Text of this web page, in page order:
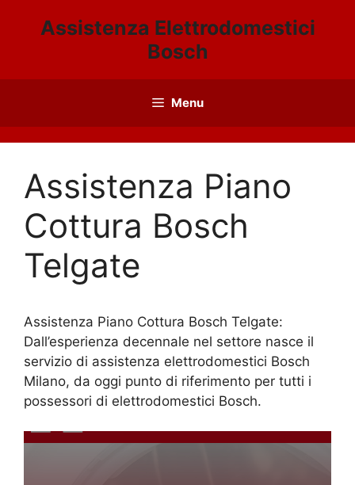
Assistenza Elettrodomestici
Bosch
Menu
Assistenza Piano
Cottura Bosch
Telgate
Assistenza Piano Cottura Bosch Telgate:
Dall’esperienza decennale nel settore nasce il
servizio di assistenza elettrodomestici Bosch
Milano, da oggi punto di riferimento per tutti i
possessori di elettrodomestici Bosch.